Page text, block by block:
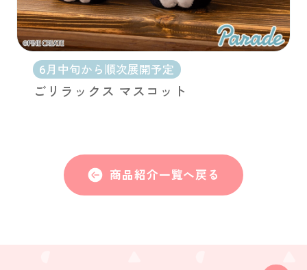
6月中旬から順次展開予定
ごリラックス マスコット
商品紹介一覧へ戻る